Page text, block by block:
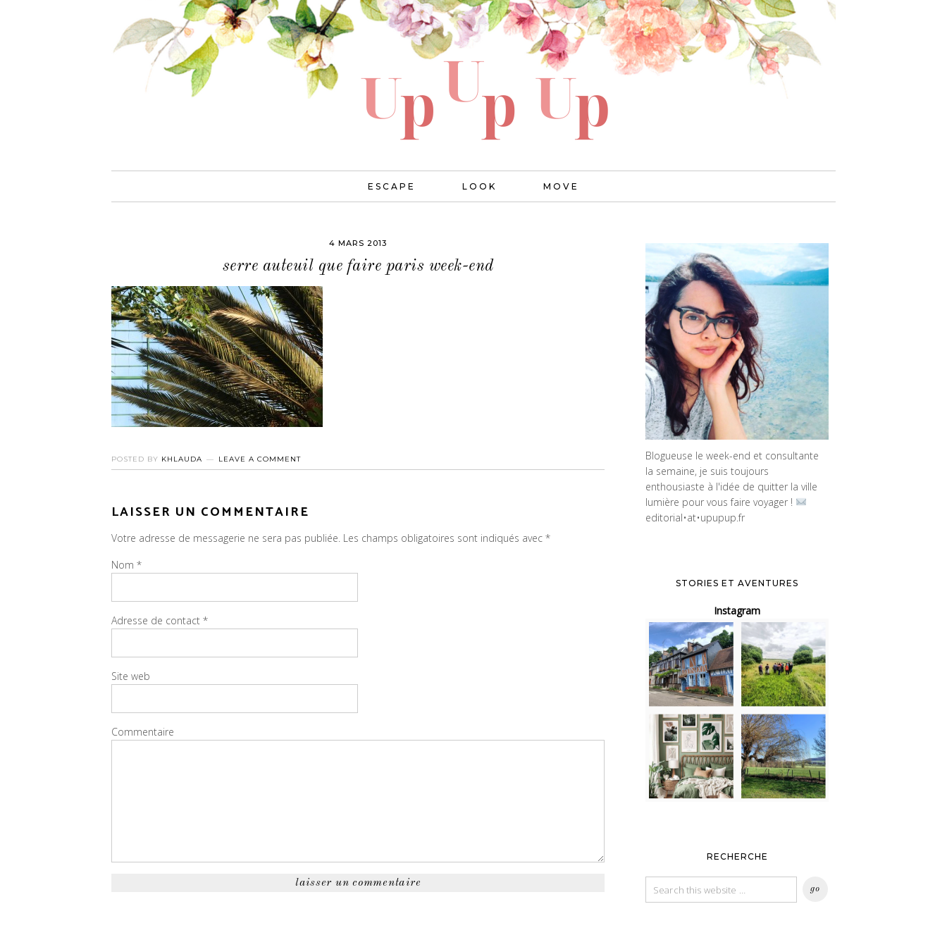
ESCAPE LOOK MOVE
4 MARS 2013
serre auteuil que faire paris week-end
POSTED BY KHLAUDA LEAVE A COMMENT
LAISSER UN COMMENTAIRE
Votre adresse de messagerie ne sera pas publiée. Les champs obligatoires sont indiqués avec *
Nom *
Adresse de contact *
Site web
Commentaire
Blogueuse le week-end et consultante
la semaine, je suis toujours
enthousiaste à l'idée de quitter la ville
lumière pour vous faire voyager !
editorial•at•upupup.fr
STORIES ET AVENTURES
Instagram
RECHERCHE